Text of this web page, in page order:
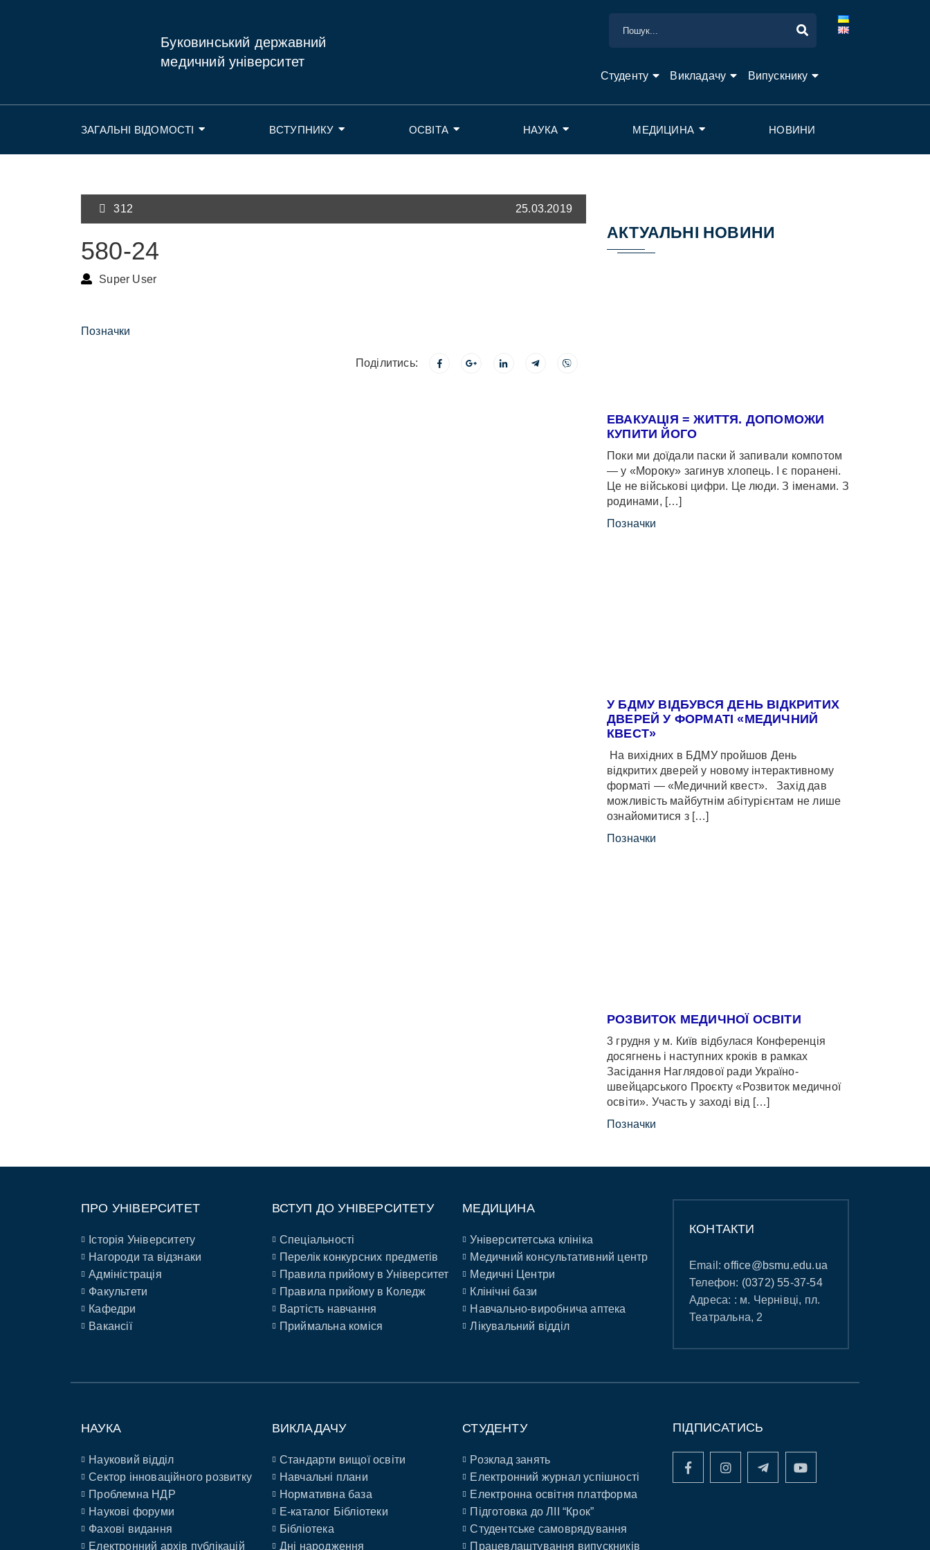
Буковинський державний
медичний університет
Студенту Викладачу Випускнику
ЗАГАЛЬНІ ВІДОМОСТІ ВСТУПНИКУ ОСВІТА НАУКА МЕДИЦИНА НОВИНИ
312 25.03.2019
580-24
Super User
Позначки
Поділитись:
АКТУАЛЬНІ НОВИНИ
ЕВАКУАЦІЯ = ЖИТТЯ. ДОПОМОЖИ
КУПИТИ ЙОГО
Поки ми доїдали паски й запивали компотом
— у «Мороку» загинув хлопець. І є поранені.
Це не військові цифри. Це люди. З іменами. З
родинами, […]
Позначки
У БДМУ ВІДБУВСЯ ДЕНЬ ВІДКРИТИХ
ДВЕРЕЙ У ФОРМАТІ «МЕДИЧНИЙ
КВЕСТ»
На вихідних в БДМУ пройшов День
відкритих дверей у новому інтерактивному
форматі — «Медичний квест». Захід дав
можливість майбутнім абітурієнтам не лише
ознайомитися з […]
Позначки
РОЗВИТОК МЕДИЧНОЇ ОСВІТИ
3 грудня у м. Київ відбулася Конференція
досягнень і наступних кроків в рамках
Засідання Наглядової ради Україно-
швейцарського Проєкту «Розвиток медичної
освіти». Участь у заході від […]
Позначки
ПРО УНІВЕРСИТЕТ
Історія Університету
Нагороди та відзнаки
Адміністрація
Факультети
Кафедри
Вакансії
ВСТУП ДО УНІВЕРСИТЕТУ
Спеціальності
Перелік конкурсних предметів
Правила прийому в Університет
Правила прийому в Коледж
Вартість навчання
Приймальна коміся
МЕДИЦИНА
Університетська клініка
Медичний консультативний центр
Медичні Центри
Клінічні бази
Навчально-виробнича аптека
Лікувальний відділ
КОНТАКТИ
Email:office@bsmu.edu.ua
Телефон: (0372) 55-37-54
Адреса: : м. Чернівці, пл.
Театральна, 2
НАУКА
Науковий відділ
Сектор інноваційного розвитку
Проблемна НДР
Наукові форуми
Фахові видання
Електронний архів публікацій
ВИКЛАДАЧУ
Стандарти вищої освіти
Навчальні плани
Нормативна база
E-каталог Бібліотеки
Бібліотека
Дні народження
СТУДЕНТУ
Розклад занять
Електронний журнал успішності
Електронна освітня платформа
Підготовка до ЛІІ “Крок”
Студентське самоврядування
Працевлаштування випускників
ПІДПИСАТИСЬ